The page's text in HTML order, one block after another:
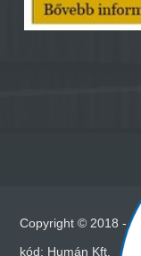
Copyright © 2018 -
kód: Humán Kft.